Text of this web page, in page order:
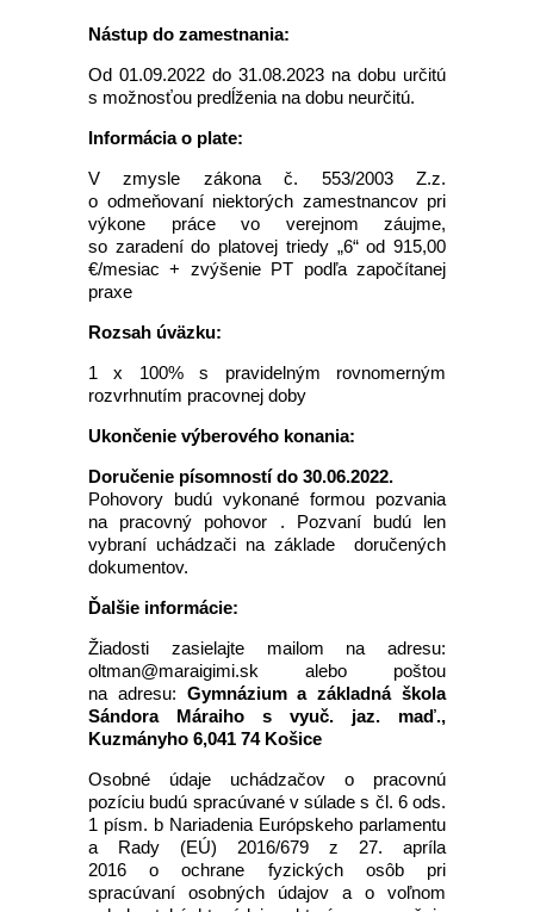
Nástup do zamestnania:
Od 01.09.2022 do 31.08.2023 na dobu určitú
s možnosťou predĺženia na dobu neurčitú.
Informácia o plate:
V zmysle zákona č. 553/2003 Z.z.
o odmeňovaní niektorých zamestnancov pri
výkone práce vo verejnom záujme,
so zaradení do platovej triedy „6“ od 915,00
€/mesiac + zvýšenie PT podľa započítanej
praxe
Rozsah úväzku:
1 x 100% s pravidelným rovnomerným
rozvrhnutím pracovnej doby
Ukončenie výberového konania:
Doručenie písomností do 30.06.2022.
Pohovory budú vykonané formou pozvania
na pracovný pohovor . Pozvaní budú len
vybraní uchádzači na základe doručených
dokumentov.
Ďalšie informácie:
Žiadosti zasielajte mailom na adresu:
oltman@maraigimi.sk alebo poštou
na adresu: Gymnázium a základná škola
Sándora Máraiho s vyuč. jaz. maď.,
Kuzmányho 6,041 74 Košice
Osobné údaje uchádzačov o pracovnú
pozíciu budú spracúvané v súlade s čl. 6 ods.
1 písm. b Nariadenia Európskeho parlamentu
a Rady (EÚ) 2016/679 z 27. apríla
2016 o ochrane fyzických osôb pri
spracúvaní osobných údajov a o voľnom